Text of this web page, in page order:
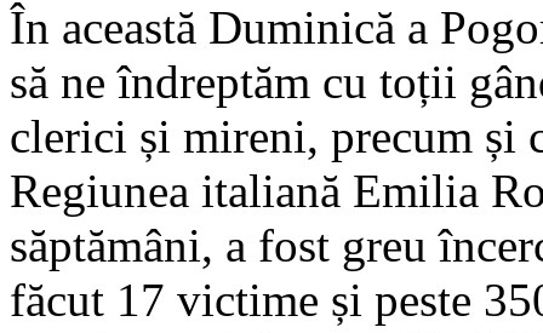
În această Duminică a
să ne îndreptăm cu toții
clerici și mireni, precum și
Regiunea italiană Emilia
săptămâni, a fost greu
făcut 17 victime și peste